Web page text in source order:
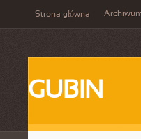
Strona główna
GUBIN